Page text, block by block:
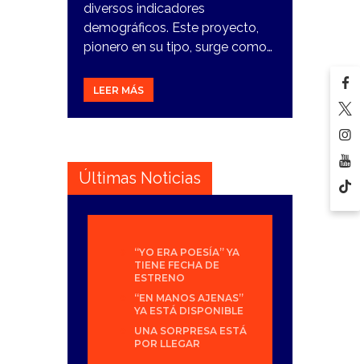
diversos indicadores
demográficos. Este proyecto,
pionero en su tipo, surge como…
LEER MÁS
Últimas Noticias
“YO ERA POESÍA” YA
TIENE FECHA DE
ESTRENO
“EN MANOS AJENAS”
YA ESTÁ DISPONIBLE
UNA SORPRESA ESTÁ
POR LLEGAR